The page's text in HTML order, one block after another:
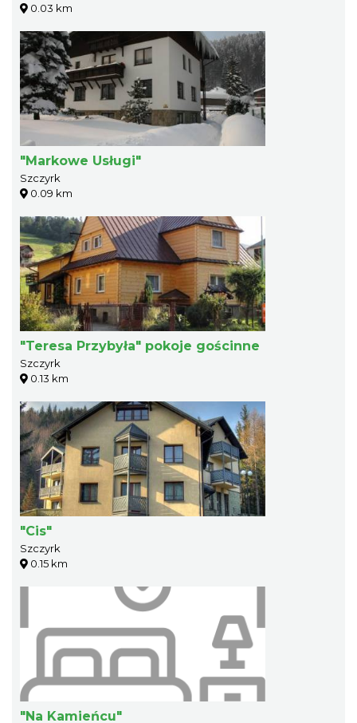
0.03 km
"Markowe Usługi"
Szczyrk
0.09 km
"Teresa Przybyła" pokoje gościnne
Szczyrk
0.13 km
"Cis"
Szczyrk
0.15 km
"Na Kamieńcu"